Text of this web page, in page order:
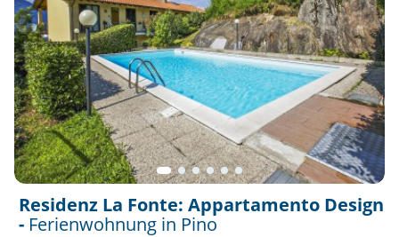
Residenz La Fonte: Appartamento Design
- Ferienwohnung in Pino